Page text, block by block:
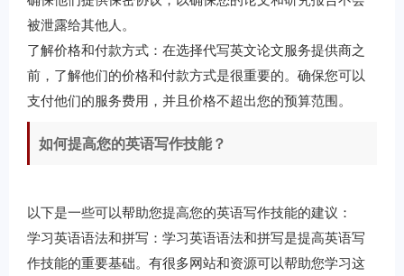
被泄露给其他人。
了解价格和付款方式：在选择代写英文论文服务提供商之
前，了解他们的价格和付款方式是很重要的。确保您可以
支付他们的服务费用，并且价格不超出您的预算范围。
如何提高您的英语写作技能？
以下是一些可以帮助您提高您的英语写作技能的建议：
学习英语语法和拼写：学习英语语法和拼写是提高英语写
作技能的重要基础。有很多网站和资源可以帮助您学习这